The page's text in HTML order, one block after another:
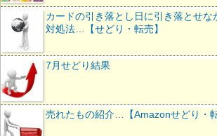
カードの引き落とし日に引き落とせ
対処法…【せどり・転売】
7月せどり結果
売れたもの紹介…【Amazonせどり・転